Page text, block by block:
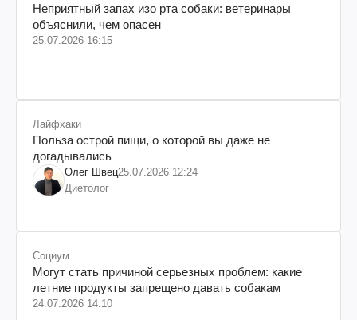
Неприятный запах изо рта собаки: ветеринары
объяснили, чем опасен
25.07.2026 16:15
Лайфхаки
Польза острой пищи, о которой вы даже не
догадывались
Олег Швец25.07.2026 12:24
Диетолог
Социум
Могут стать причиной серьезных проблем: какие
летние продукты запрещено давать собакам
24.07.2026 14:10